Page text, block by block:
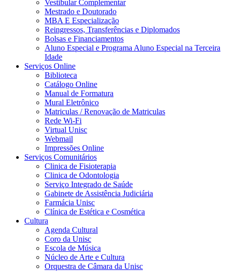
Vestibular Complementar
Mestrado e Doutorado
MBA E Especialização
Reingressos, Transferências e Diplomados
Bolsas e Financiamentos
Aluno Especial e Programa Aluno Especial na Terceira
Idade
Serviços Online
Biblioteca
Catálogo Online
Manual de Formatura
Mural Eletrônico
Matriculas / Renovação de Matriculas
Rede Wi-Fi
Virtual Unisc
Webmail
Impressões Online
Serviços Comunitários
Clinica de Fisioterapia
Clinica de Odontologia
Serviço Integrado de Saúde
Gabinete de Assistência Judiciária
Farmácia Unisc
Clínica de Estética e Cosmética
Cultura
Agenda Cultural
Coro da Unisc
Escola de Música
Núcleo de Arte e Cultura
Orquestra de Câmara da Unisc